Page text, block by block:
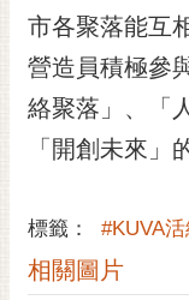
市各聚落能互
營造員積極參
絡聚落」、「
「開創未來」
標籤： #KUVA
相關圖片